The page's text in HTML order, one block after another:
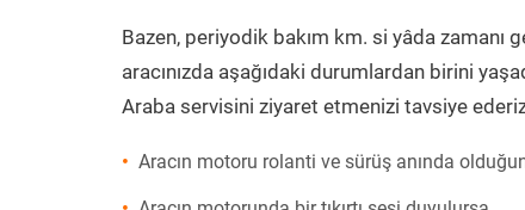
Bazen, periyodik bakım km. si yâda zamanı
aracınızda aşağıdaki durumlardan birini
Araba servisini ziyaret etmenizi tavsiye
Aracın motoru rolanti ve sürüş anında